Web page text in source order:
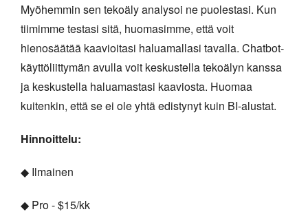
Myöhemmin sen tekoäly analysoi ne puolestasi. Kun
tiimimme testasi sitä, huomasimme, että voit
hienosäätää kaavioitasi haluamallasi tavalla. Chatbot-
käyttöliittymän avulla voit keskustella tekoälyn kanssa
ja keskustella haluamastasi kaaviosta. Huomaa
kuitenkin, että se ei ole yhtä edistynyt kuin BI-alustat.
Hinnoittelu:
◆ Ilmainen
◆ Pro - $15/kk